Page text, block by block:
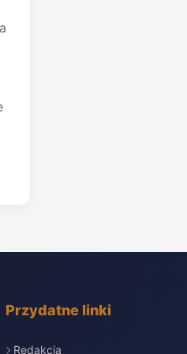
Przydatne linki
Redakcja